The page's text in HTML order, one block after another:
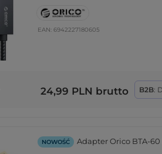
EAN: 6942227180605
24,99 PLN brutto B2B:
NOWOŚĆ Adapter Orico BTA-